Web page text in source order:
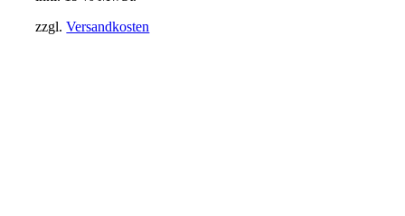
zzgl.Versandkosten